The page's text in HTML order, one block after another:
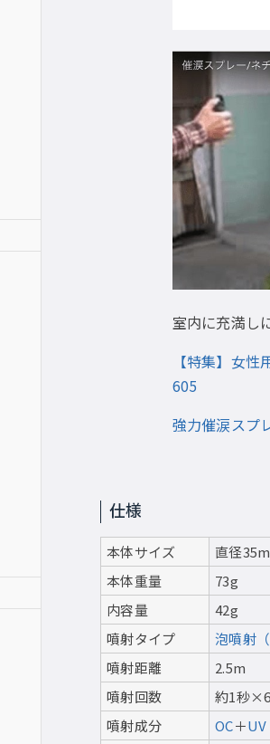
室内に充満し
【特集】女
605
強力催涙スプ
仕様
本体サイズ
直径
本体重量
73g
内容量
42g
噴射タイプ
泡噴射
噴射距離
2.5m
噴射回数
約1秒
噴射成分
OC＋UV